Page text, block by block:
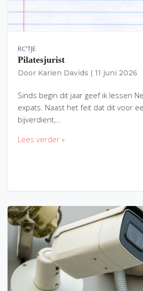
RC'TJE
Pilatesjurist
Door Karien Davids 11 juni 2026
Sinds begin dit jaar geef ik lessen
expats. Naast het feit dat dit voor
bijverdient,…
Lees verder »